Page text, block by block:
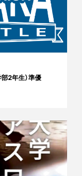
2年生）準優